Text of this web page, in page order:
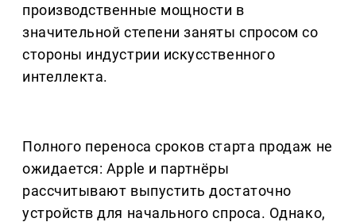
производственные мощности в
значительной степени заняты спросом со
стороны индустрии искусственного
интеллекта.
Полного переноса сроков старта продаж не
ожидается: Apple и партнёры
рассчитывают выпустить достаточно
устройств для начального спроса. Однако,